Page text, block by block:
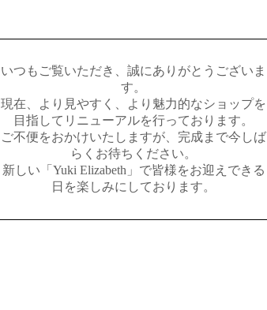
いつもご覧いただき、誠にありがとうございま
す。
現在、より見やすく、より魅力的なショップを
目指してリニューアルを行っております。
ご不便をおかけいたしますが、完成まで今しば
らくお待ちください。
新しい「Yuki Elizabeth」で皆様をお迎えできる
日を楽しみにしております。